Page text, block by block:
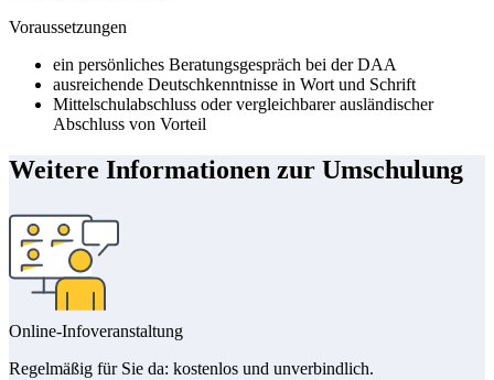
Voraussetzungen
ein persönliches Beratungsgespräch bei der DAA
ausreichende Deutschkenntnisse in Wort und Schrift
Mittelschulabschluss oder vergleichbarer ausländischer
Abschluss von Vorteil
Weitere Informationen zur Umschulung
Online-Infoveranstaltung
Regelmäßig für Sie da: kostenlos und unverbindlich.